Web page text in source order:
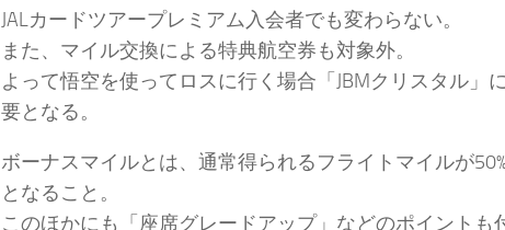
JALカードツアープレミアム入会者でも変わらない。
また、マイル交換による特典航空券も対象外。
よって悟空を使ってロスに行く場合「JBMクリスタル」
要となる。
ボーナスマイルとは、通常得られるフライトマイルが
となること。
このほかにも「座席グレードアップ」などのポイントも